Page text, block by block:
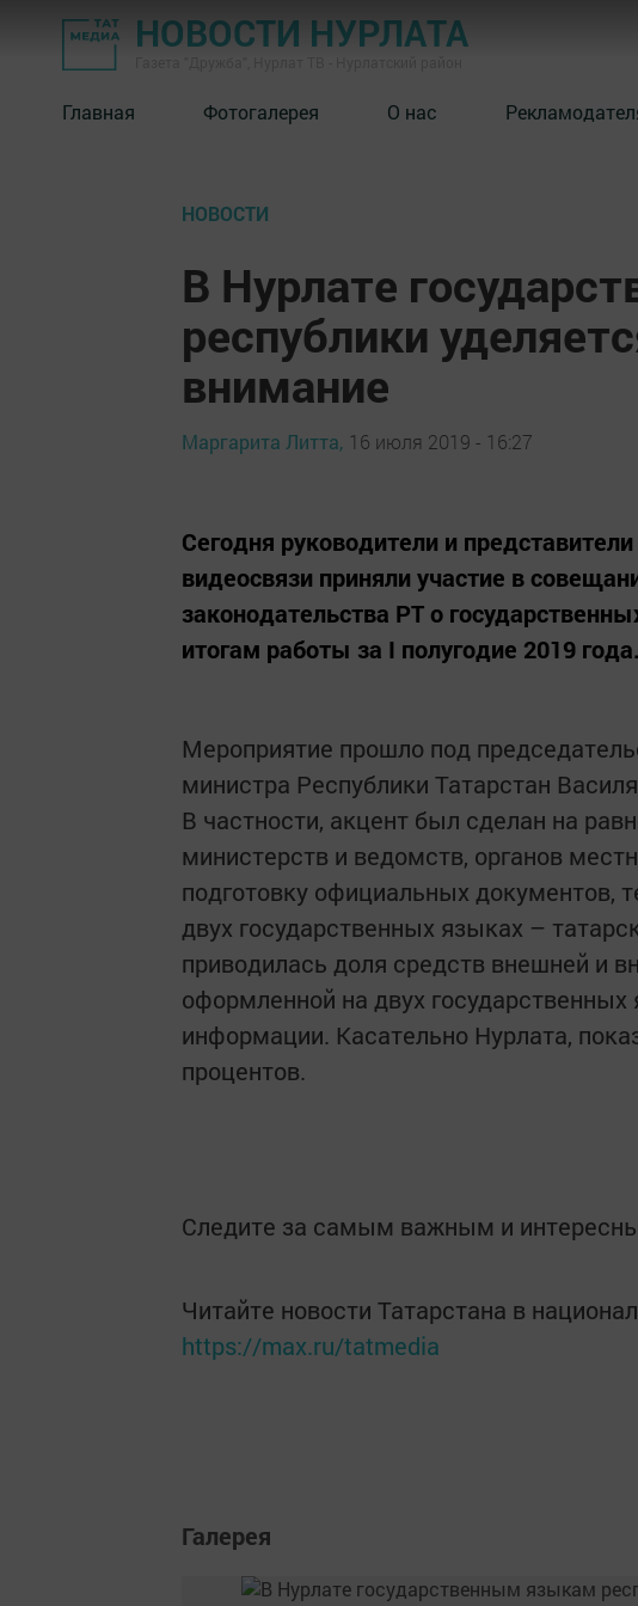
НОВОСТИ НУРЛАТА
Главная Фотогалерея О нас
НОВОСТИ
В Нурлате
республики
внимание
Маргарита Литта, 16 июля 2019 - 16:27
Сегодня руководители и
видеосвязи приняли участие в
законодательства РТ о
итогам работы за I полугодие 2019 года.
Мероприятие прошло под
министра Республики Татарстан
В частности, акцент был сделан на
министерств и ведомств, органов
подготовку официальных документов,
двух государственных языках –
приводилась доля средств внешней и
оформленной на двух
информации. Касательно Нурлата,
процентов.
Следите за самым важным и
Читайте новости Татарстана в
https://max.ru/tatmedia
Галерея